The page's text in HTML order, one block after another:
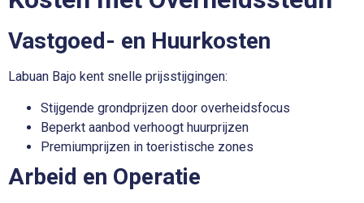
Vastgoed- en Huurkosten
Labuan Bajo kent snelle prijsstijgingen:
Stijgende grondprijzen door overheidsfocus
Beperkt aanbod verhoogt huurprijzen
Premiumprijzen in toeristische zones
Arbeid en Operatie